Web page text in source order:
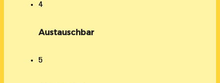
4
Austauschbar
5